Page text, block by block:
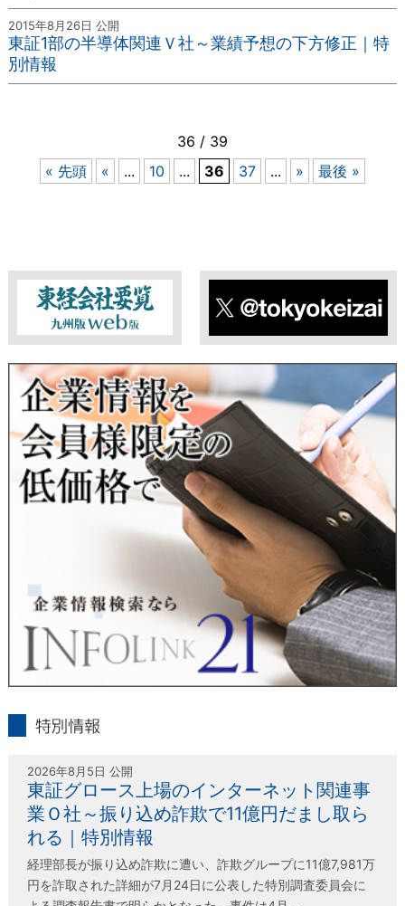
2015年8月26日 公開
東証1部の半導体関連Ｖ社～業績予想の下方修正｜特
別情報
36 / 39
« 先頭
« ... 10 ... 36 37 ... » 最後 »
東経会社要覧web版 X
2026年8月5日 公開
東証グロース上場のインターネット関連事
業Ｏ社～振り込め詐欺で11億円だまし取ら
れる｜特別情報
経理部長が振り込め詐欺に遭い、詐欺グループに11億7,981万
円を詐取された詳細が7月24日に公表した特別調査委員会に